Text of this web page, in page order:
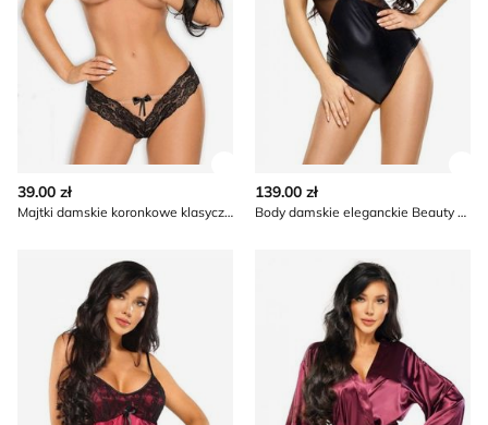
39.00 zł
Majtki damskie koronkowe klasyczne Beauty Night
139.00 zł
Body damskie eleganckie Beauty Night
Koszula nocna elegancka z koronką Beauty Night
Beauty Night - Szlafrok